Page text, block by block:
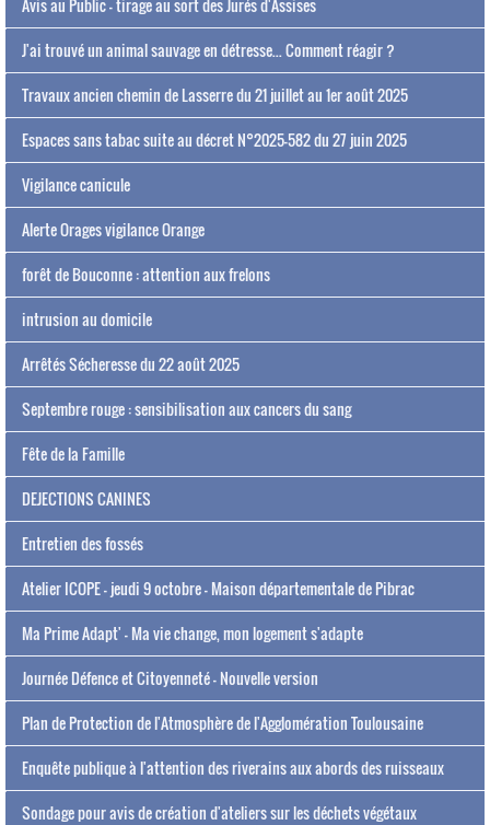
Avis au Public - tirage au sort des Jurés d'Assises
J'ai trouvé un animal sauvage en détresse... Comment réagir ?
Travaux ancien chemin de Lasserre du 21 juillet au 1er août 2025
Espaces sans tabac suite au décret N°2025-582 du 27 juin 2025
Vigilance canicule
Alerte Orages vigilance Orange
forêt de Bouconne : attention aux frelons
intrusion au domicile
Arrêtés Sécheresse du 22 août 2025
Septembre rouge : sensibilisation aux cancers du sang
Fête de la Famille
DEJECTIONS CANINES
Entretien des fossés
Atelier ICOPE - jeudi 9 octobre - Maison départementale de Pibrac
Ma Prime Adapt' - Ma vie change, mon logement s'adapte
Journée Défence et Citoyenneté - Nouvelle version
Plan de Protection de l'Atmosphère de l'Agglomération Toulousaine
Enquête publique à l'attention des riverains aux abords des ruisseaux
Sondage pour avis de création d'ateliers sur les déchets végétaux